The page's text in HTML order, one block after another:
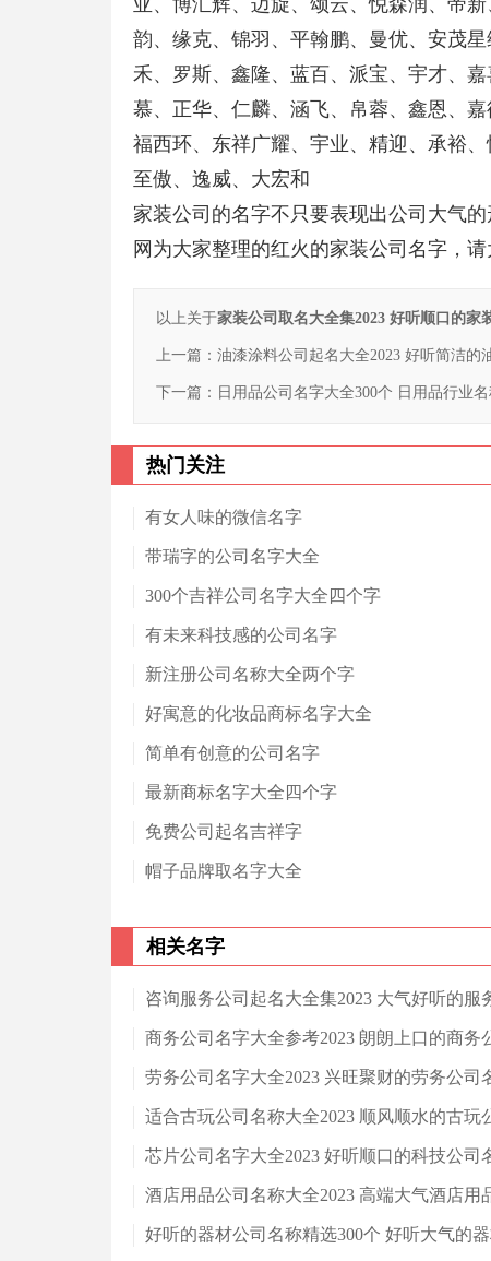
亚、博汇辉、迈旋、颂云、悦森润、帝
韵、缘克、锦羽、平翰鹏、曼优、安茂
禾、罗斯、鑫隆、蓝百、派宝、宇才、
慕、正华、仁麟、涵飞、帛蓉、鑫恩、
福西环、东祥广耀、宇业、精迎、承裕
至傲、逸威、大宏和
家装公司的名字不只要表现出公司大气
网为大家整理的红火的家装公司名字，请
以上关于家装公司取名大全集2023 好听顺口的家
上一篇： 油漆涂料公司起名大全2023 好听简洁的
下一篇： 日用品公司名字大全300个 日用品行业
热门关注
有女人味的微信名字
带瑞字的公司名字大全
300个吉祥公司名字大全四个字
有未来科技感的公司名字
新注册公司名称大全两个字
好寓意的化妆品商标名字大全
简单有创意的公司名字
最新商标名字大全四个字
免费公司起名吉祥字
帽子品牌取名字大全
相关名字
咨询服务公司起名大全集2023 大气好听的服
商务公司名字大全参考2023 朗朗上口的商务
劳务公司名字大全2023 兴旺聚财的劳务公司
适合古玩公司名称大全2023 顺风顺水的古玩
芯片公司名字大全2023 好听顺口的科技公司
酒店用品公司名称大全2023 高端大气酒店用
好听的器材公司名称精选300个 好听大气的